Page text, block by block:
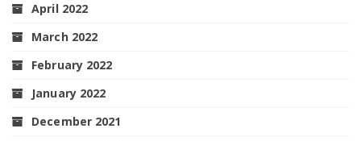
April 2022
March 2022
February 2022
January 2022
December 2021